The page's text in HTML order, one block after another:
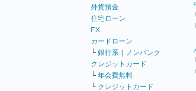
外貨預金
住宅ローン
FX
カードローン
└ 銀行系 ｜
ノンバンク
クレジットカード
└ 年会費無料
└ クレジットカード